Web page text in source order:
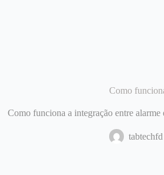
Como
Como funciona a integração entre
tabtechfd